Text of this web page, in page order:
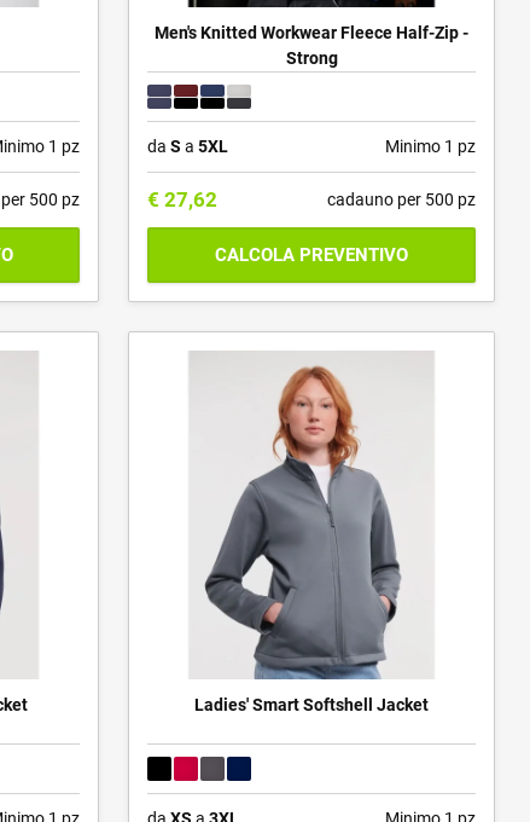
1 pz
500 pz
Men's Knitted Workwear Fleece Half-Zip -
Strong
daS a5XL Minimo 1 pz
€ 27,62 cadauno per 500 pz
CALCOLA PREVENTIVO
Ladies' Smart Softshell Jacket